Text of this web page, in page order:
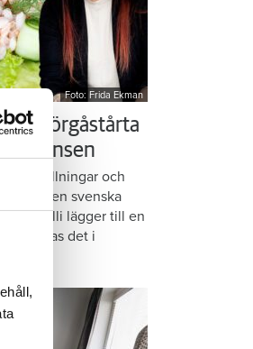
Foto: Frida Ekman
smörgåstårta
fyllningar och
i den svenska
Lalli lägger till en
vattnas det i